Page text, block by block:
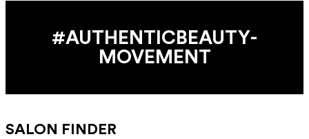
#AUTHENTIC­BEAUTY­
MOVEMENT
SALON FINDER